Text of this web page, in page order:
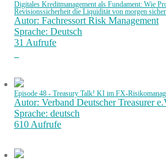
Digitales Kreditmanagement als Fundament: Wie
Revisionssicherheit die Liquidität von morgen
Autor: Fachressort Risk Management
Sprache: Deutsch
31 Aufrufe
Episode 48 - Treasury Talk! KI im FX-
Autor: Verband Deutscher Treasurer
Sprache: deutsch
610 Aufrufe